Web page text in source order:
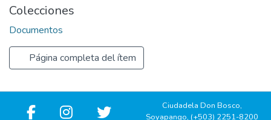
Colecciones
Documentos
Página completa del ítem
Ciudadela Don Bosco,
Soyapango, (+503) 2251-8200